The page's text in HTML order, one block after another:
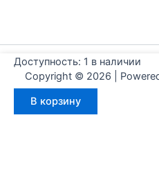
Copyright © 2026 |
Доступность: 1 в наличии
товара
В корзину